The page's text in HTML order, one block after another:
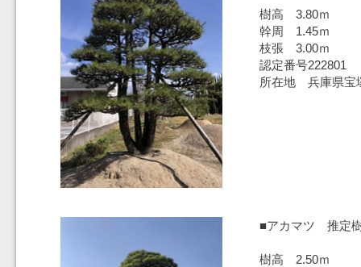
樹高 3.80ｍ
幹周 1.45ｍ
枝張 3.00ｍ
認定番号222801
所在地 兵庫県宝
■アカマツ 推定
樹高 2.50ｍ